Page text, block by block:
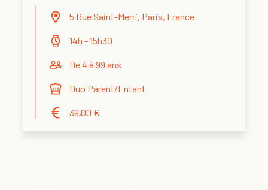
5 Rue Saint-Merri, Paris, France
14h - 15h30
De 4 à 99 ans
Duo Parent/Enfant
39,00 €